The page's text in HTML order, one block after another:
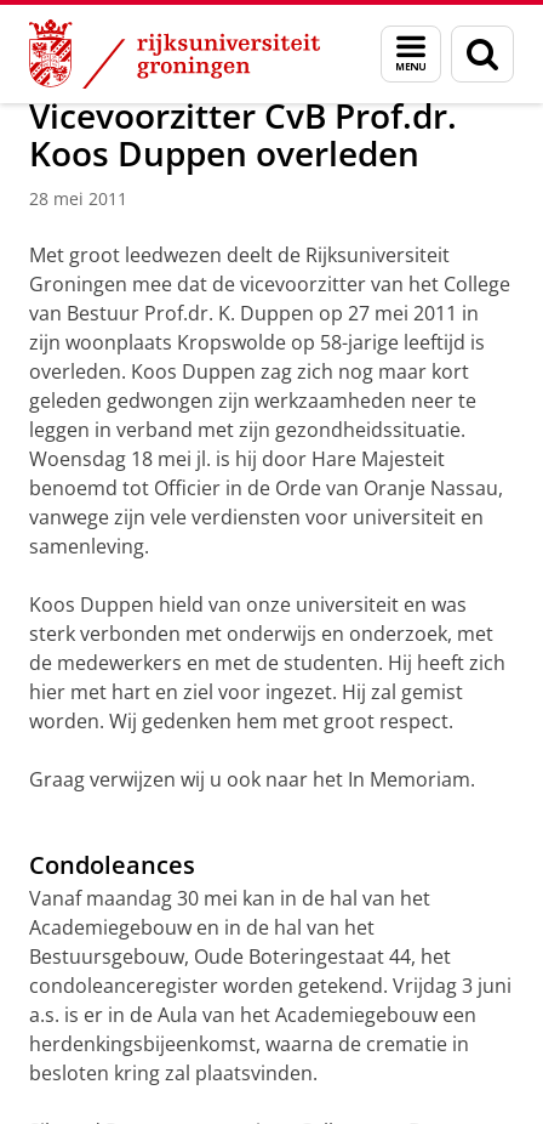
Skip
Content
Skip
Navigation
Menu
en
zoeken
Over ons Actueel Nieuws Nieuwsberichten
Vicevoorzitter CvB Prof.dr.
Koos Duppen overleden
28 mei 2011
Met groot leedwezen deelt de Rijksuniversiteit
Groningen mee dat de vicevoorzitter van het College
van Bestuur Prof.dr. K. Duppen op 27 mei 2011 in
zijn woonplaats Kropswolde op 58-jarige leeftijd is
overleden. Koos Duppen zag zich nog maar kort
geleden gedwongen zijn werkzaamheden neer te
leggen in verband met zijn gezondheidssituatie.
Woensdag 18 mei jl. is hij door Hare Majesteit
benoemd tot Officier in de Orde van Oranje Nassau,
vanwege zijn vele verdiensten voor universiteit en
samenleving.
Koos Duppen hield van onze universiteit en was
sterk verbonden met onderwijs en onderzoek, met
de medewerkers en met de studenten. Hij heeft zich
hier met hart en ziel voor ingezet. Hij zal gemist
worden. Wij gedenken hem met groot respect.
Graag verwijzen wij u ook naar het In Memoriam.
Condoleances
Vanaf maandag 30 mei kan in de hal van het
Academiegebouw en in de hal van het
Bestuursgebouw, Oude Boteringestaat 44, het
condoleanceregister worden getekend. Vrijdag 3 juni
a.s. is er in de Aula van het Academiegebouw een
herdenkingsbijeenkomst, waarna de crematie in
besloten kring zal plaatsvinden.